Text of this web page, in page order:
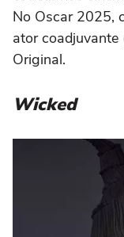
No Oscar 2025,
ator coadjuvante
Original.
Wicked